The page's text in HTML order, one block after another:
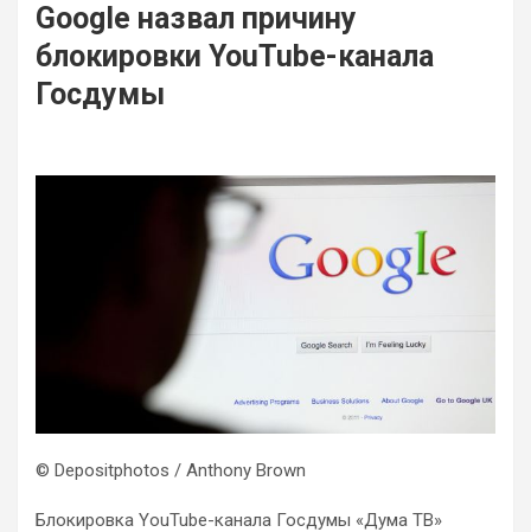
Google назвал причину
блокировки YouTube-канала
Госдумы
© Depositphotos / Anthony Brown
Блокировка YouTube-канала Госдумы «Дума ТВ»